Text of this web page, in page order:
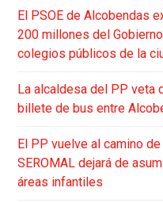
El PSOE de Alcobendas
200 millones del
colegios públicos de la
La alcaldesa del PP veta
billete de bus entre
El PP vuelve al camino
SEROMAL dejará de
áreas infantiles